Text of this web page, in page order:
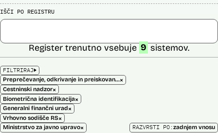
IŠČI PO REGISTRU
FILTRIRAJ
Preprečevanje, odkrivanje in preiskovanje kaznivih dejanj×
Cestninski nadzor×
Biometrična identifikacija×
Generalni finančni urad×
Vrhovno sodišče RS×
Ministrstvo za javno upravo×
Register trenutno vsebuje 9 sistemov.
RAZVRSTI PO:zadnjem vnosu